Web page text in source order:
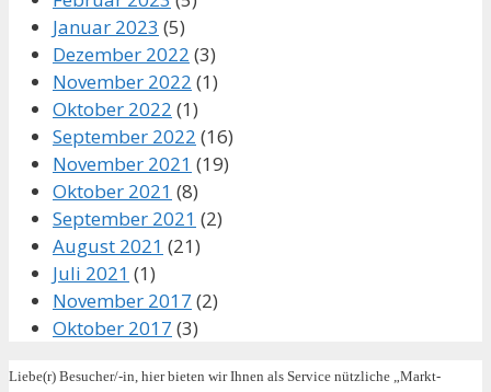
Januar 2023 (5)
Dezember 2022 (3)
November 2022 (1)
Oktober 2022 (1)
September 2022 (16)
November 2021 (19)
Oktober 2021 (8)
September 2021 (2)
August 2021 (21)
Juli 2021 (1)
November 2017 (2)
Oktober 2017 (3)
Liebe(r) Besucher/-in, hier bieten wir Ihnen als Service nützliche „Markt-